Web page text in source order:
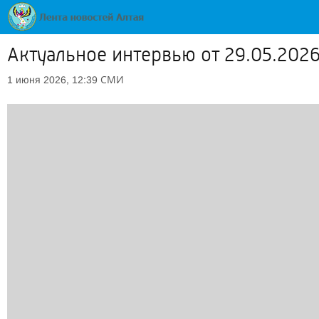
Актуальное интервью от
1 июня 2026, 12:39 СМИ